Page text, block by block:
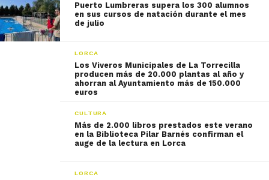
Puerto Lumbreras supera los 300 alumnos
en sus cursos de natación durante el mes
de julio
LORCA
Los Viveros Municipales de La Torrecilla
producen más de 20.000 plantas al año y
ahorran al Ayuntamiento más de 150.000
euros
CULTURA
Más de 2.000 libros prestados este verano
en la Biblioteca Pilar Barnés confirman el
auge de la lectura en Lorca
LORCA